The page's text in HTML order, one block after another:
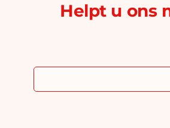
Helpt u ons